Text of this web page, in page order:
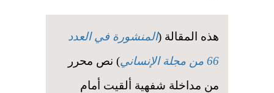
هذه المقالة (المنشورة في العدد
66 من مجلة الإنساني
) نص محرر
من مداخلة شفهية ألقيت أمام